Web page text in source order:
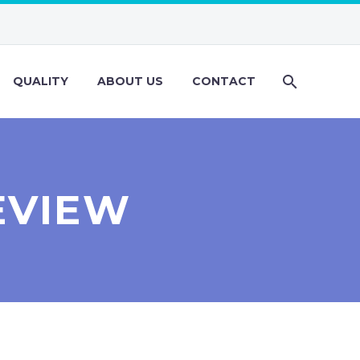
QUALITY ABOUT US CONTACT